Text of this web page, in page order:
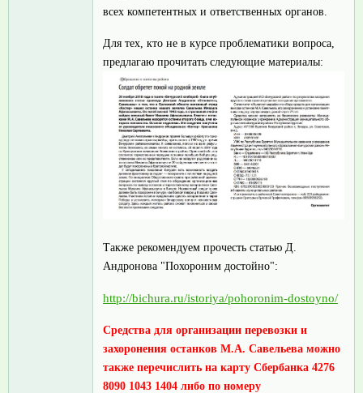
всех компетентных и ответственных органов.
Для тех, кто не в курсе проблематики вопроса,
предлагаю прочитать следующие материалы:
Также рекомендуем прочесть статью Д.
Андронова "Похороним достойно":
http://bichura.ru/istoriya/pohoronim-dostoyno/
Средства для организации перевозки и
захоронения останков М.А. Савельева можно
также перечислить на карту Сбербанка 4276
8090 1043 1404 либо по номеру